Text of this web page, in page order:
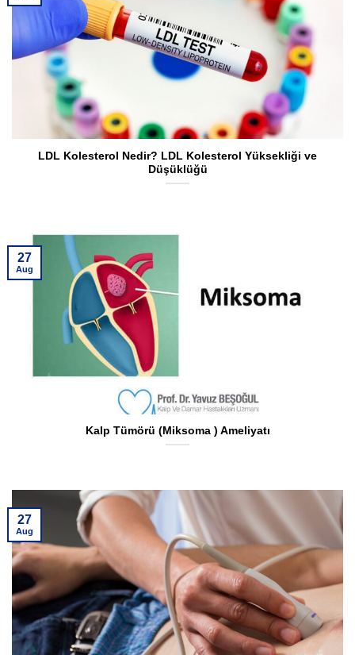
LDL Kolesterol Nedir? LDL Kolesterol Yüksekliği ve
Düşüklüğü
Kalp Tümörü (Miksoma ) Ameliyatı
27
Aug
27
Aug